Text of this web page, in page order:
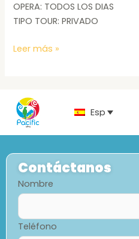
OPERA: TODOS LOS DIAS
TIPO TOUR: PRIVADO
Leer más »
Español
Contáctanos
Nombre
Teléfono